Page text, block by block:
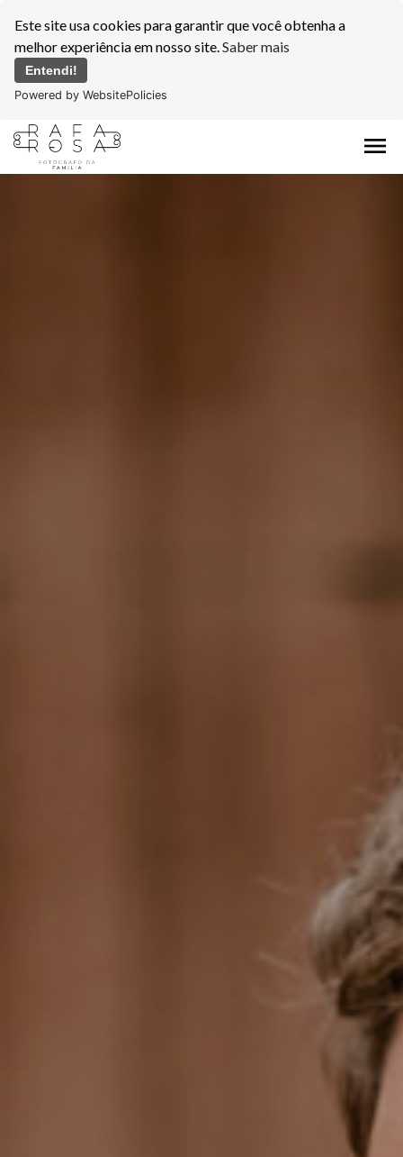
Este site usa cookies para garantir que você obtenha a
melhor experiência em nosso site.Saber mais
Entendi!
Powered by WebsitePolicies
menu